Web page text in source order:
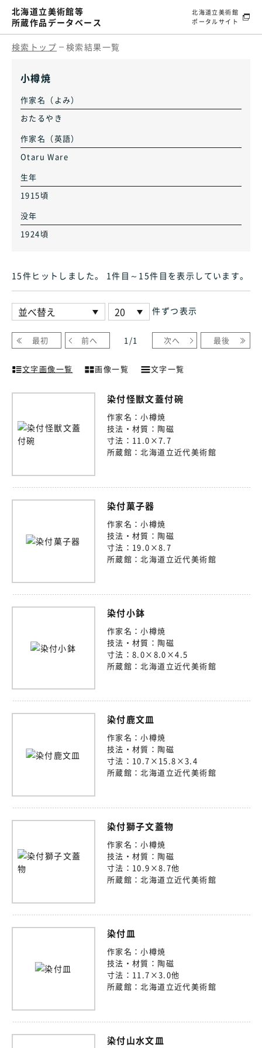
北海道立美術館等
所蔵作品データベース
北海道立美術館
ポータルサイト
検索トップ 検索結果一覧
小樽焼
作家名（よみ）
おたるやき
作家名（英語）
Otaru Ware
生年
1915頃
没年
1924頃
15件ヒット しました。 1件目～15件目 を表示しています。
件ずつ表示
最初 前へ 1 /1 次へ 最後
文字画像一覧 画像一覧 文字一覧
染付怪獣文蓋付碗
作家名：小樽焼
技法・材質： 陶磁
寸法： 11.0×7.7
所蔵館：北海道立近代美術館
染付菓子器
作家名：小樽焼
技法・材質： 陶磁
寸法： 19.0×8.7
所蔵館： 北海道立近代美術館
染付小鉢
作家名：小樽焼
技法・材質： 陶磁
寸法： 8.0×8.0×4.5
所蔵館： 北海道立近代美術館
染付鹿文皿
作家名：小樽焼
技法・材質： 陶磁
寸法： 10.7×15.8×3.4
所蔵館：北海道立近代美術館
染付獅子文蓋物
作家名：小樽焼
技法・材質： 陶磁
寸法： 10.9×8.7他
所蔵館：北海道立近代美術館
染付皿
作家名：小樽焼
技法・材質： 陶磁
寸法： 11.7×3.0他
所蔵館：北海道立近代美術館
染付山水文皿